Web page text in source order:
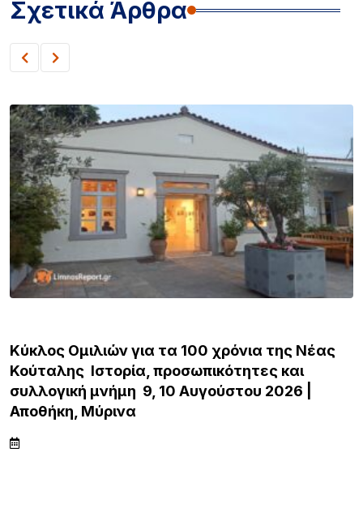
Σχετικά Άρθρα
τα 100 χρόνια της Νέας
προσωπικότητες και
9, 10 Αυγούστου 2026 |
Νέα τουρκική
στο επίκεντρο